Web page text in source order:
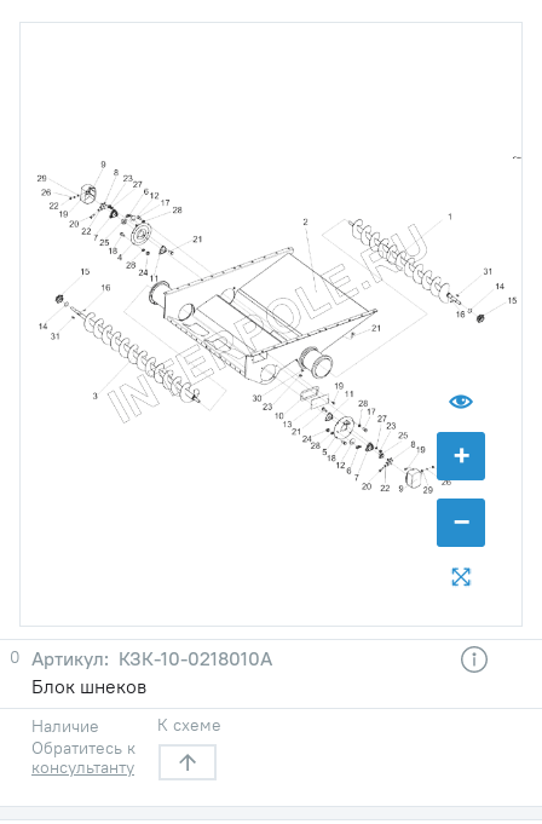
+
−
0
КЗК-10-0218010А
Блок шнеков
Наличие
Обратитесь к
консультанту
К схеме